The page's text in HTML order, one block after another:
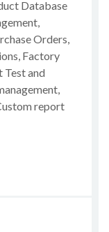
Database
Orders,
Factory
and
report